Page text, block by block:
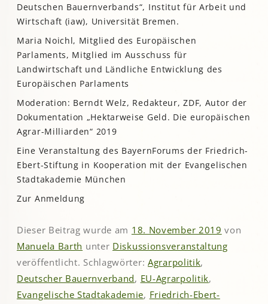
Deutschen Bauernverbands“, Institut für Arbeit und
Wirtschaft (iaw), Universität Bremen.
Maria Noichl, Mitglied des Europäischen
Parlaments, Mitglied im Ausschuss für
Landwirtschaft und Ländliche Entwicklung des
Europäischen Parlaments
Moderation: Berndt Welz, Redakteur, ZDF, Autor der
Dokumentation „Hektarweise Geld. Die europäischen
Agrar-Milliarden“ 2019
Eine Veranstaltung des BayernForums der Friedrich-
Ebert-Stiftung in Kooperation mit der Evangelischen
Stadtakademie München
Zur Anmeldung
Dieser Beitrag wurde am 18. November 2019 von
Manuela Barth unter Diskussionsveranstaltung
veröffentlicht. Schlagwörter: Agrarpolitik,
Deutscher Bauernverband, EU-Agrarpolitik,
Evangelische Stadtakademie, Friedrich-Ebert-